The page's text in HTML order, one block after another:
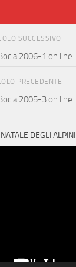
SUCCESSIVO
2006-1 on line
PRECEDENTE
2005-3 on line
DEGLI ALPINI